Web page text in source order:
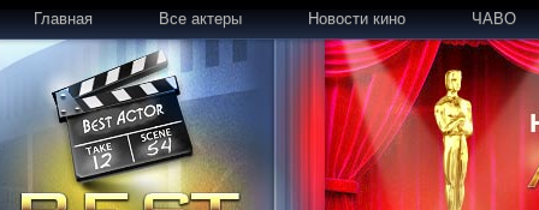
Главная Все актеры Новости кино ЧАВО